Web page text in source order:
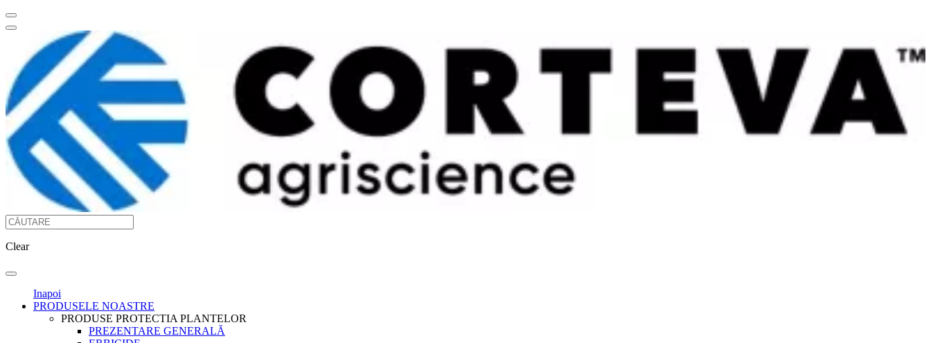
Clear
Inapoi
PRODUSELE NOASTRE
PRODUSE PROTECTIA PLANTELOR
PREZENTARE GENERALĂ